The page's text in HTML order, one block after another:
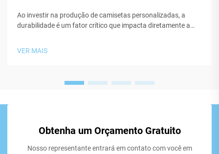
Ao investir na produção de camisetas personalizadas, a
durabilidade é um fator crítico que impacta diretamente a
VER MAIS
Obtenha um Orçamento Gratuito
Nosso representante entrará em contato com você em